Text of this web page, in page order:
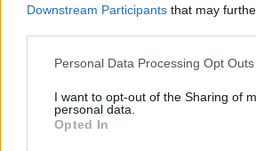
Downstream Participants that may
Personal Data Processing Opt Outs
I want to opt-out of the Sharing of
personal data.
Opted In
Hozzászólási szabályzat
Nyomtatott lapjaink
Székely Hírmondó archívuma